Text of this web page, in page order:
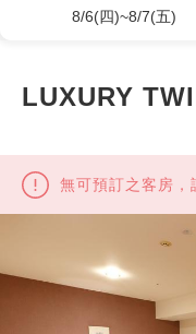
8/6(四)~8/7(五)
LUXURY
無可預訂之客房，